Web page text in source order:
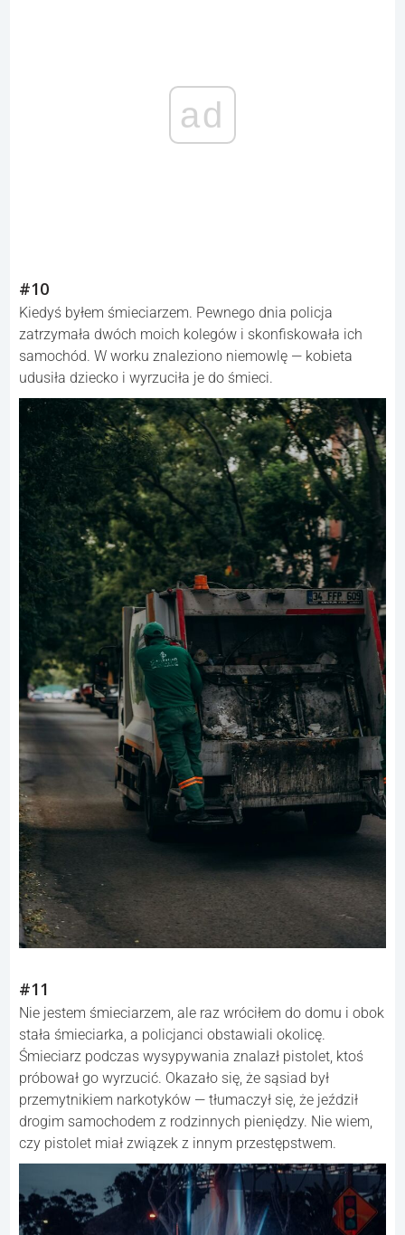
ad
#10
Kiedyś byłem śmieciarzem. Pewnego dnia policja
zatrzymała dwóch moich kolegów i skonfiskowała ich
samochód. W worku znaleziono niemowlę — kobieta
udusiła dziecko i wyrzuciła je do śmieci.
#11
Nie jestem śmieciarzem, ale raz wróciłem do domu i obok
stała śmieciarka, a policjanci obstawiali okolicę.
Śmieciarz podczas wysypywania znalazł pistolet, ktoś
próbował go wyrzucić. Okazało się, że sąsiad był
przemytnikiem narkotyków — tłumaczył się, że jeździł
drogim samochodem z rodzinnych pieniędzy. Nie wiem,
czy pistolet miał związek z innym przestępstwem.